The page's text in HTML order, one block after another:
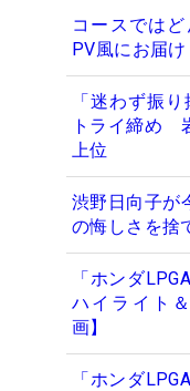
コースでは
PV風にお届け
「迷わず振
トライ締め
上位
渋野日向子が
の悔しさを捨
「ホンダ
ハイライト
画】
「ホンダ